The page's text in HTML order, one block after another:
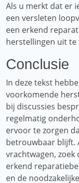
Als u merkt dat er
een versleten
een erkend
herstellingen uit te
Conclusie
In deze tekst
voorkomende
bij discussies
regelmatig
ervoor te zorgen
betrouwbaar blijft.
vrachtwagen, zoek
erkend
en de